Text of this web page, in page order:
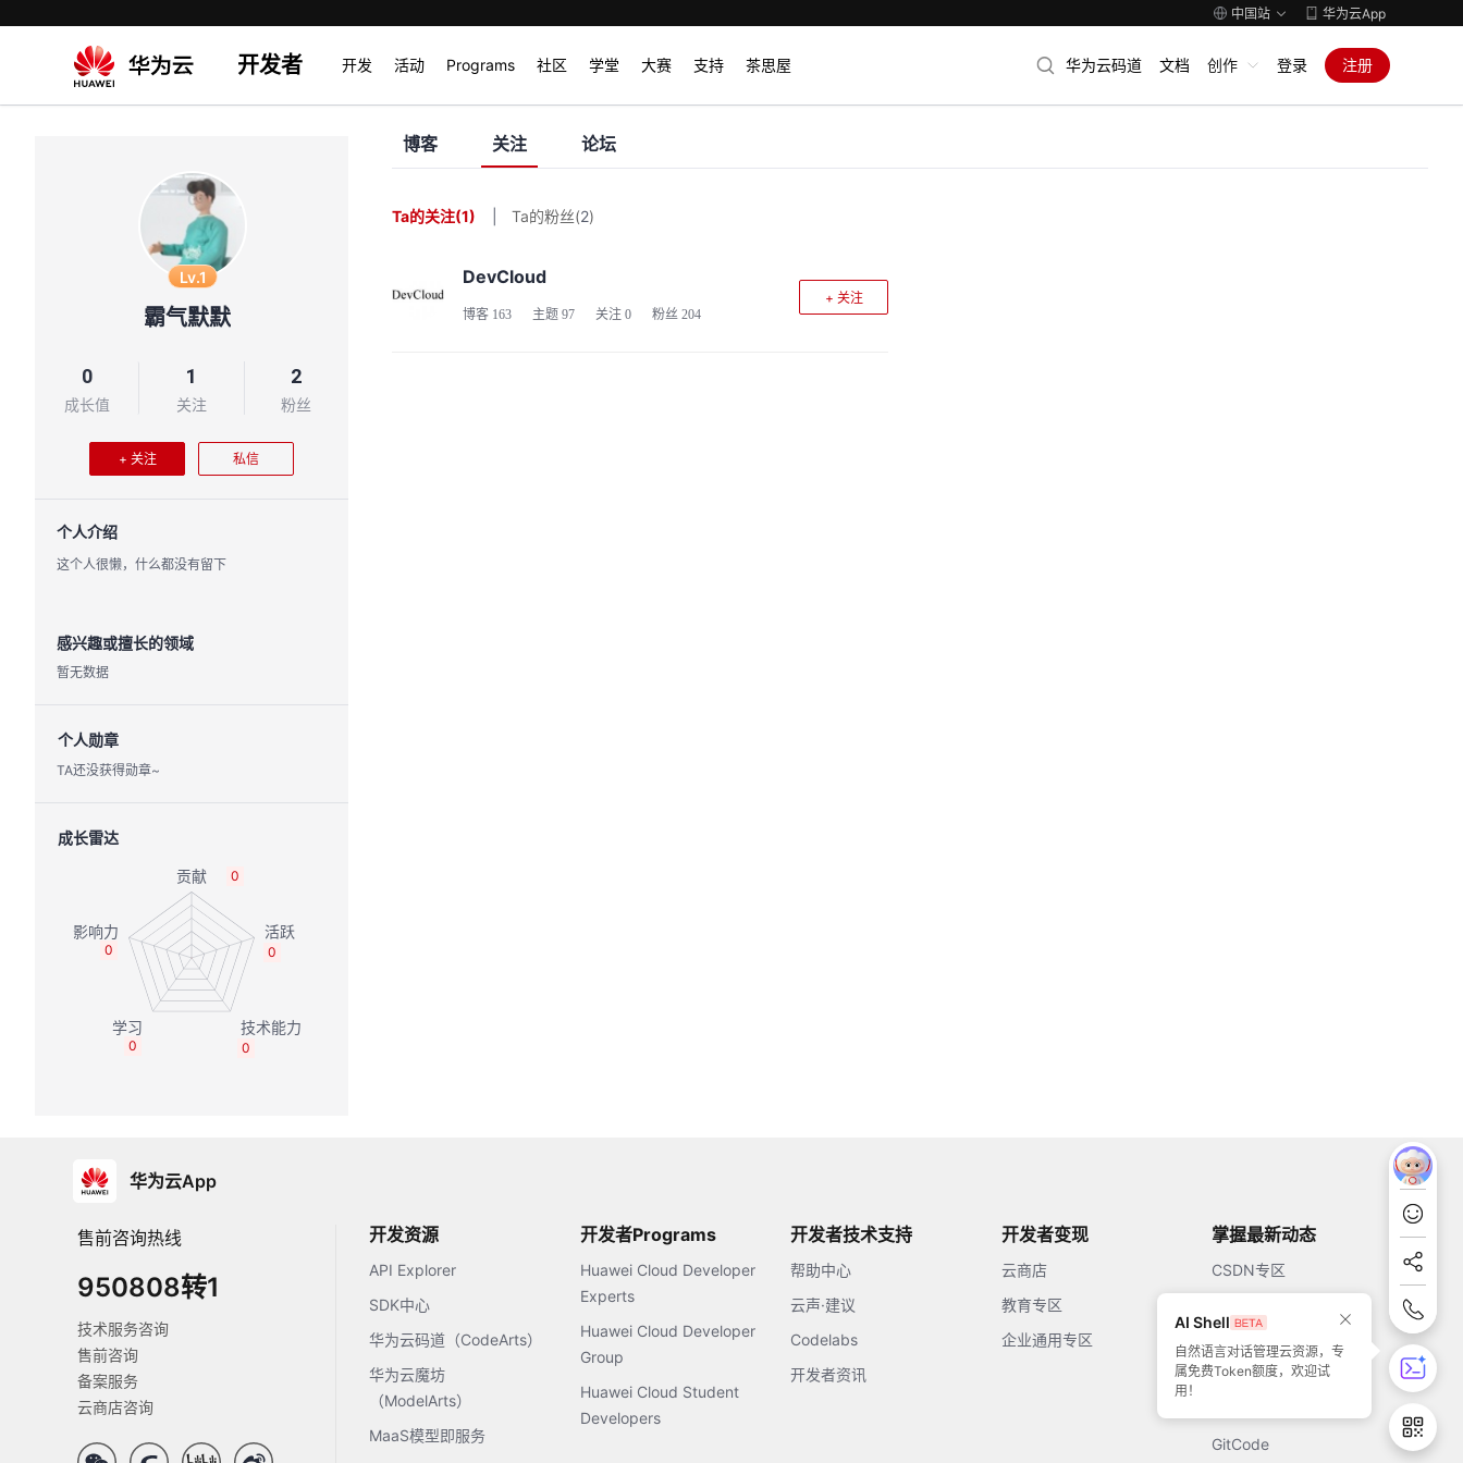
中国站 华为云App
开发者 开发 活动 Programs 社区 学堂 大赛 支持 茶思屋 华为云码道 文档 创作 登录 注册
Lv.1
霸气默默
0
成长值
1
关注
2
粉丝
+ 关注 私信
个人介绍
这个人很懒，什么都没有留下
感兴趣或擅长的领域
暂无数据
个人勋章
TA还没获得勋章~
成长雷达
0
0
0
0
0
博客 关注 论坛
Ta的关注(1) Ta的粉丝(2)
DevCloud
博客 163 主题 97 关注 0 粉丝 204
+ 关注
华为云App
售前咨询热线
950808转1
技术服务咨询
售前咨询
备案服务
云商店咨询
开发资源
API Explorer
SDK中心
华为云码道（CodeArts）
华为云魔坊
（ModelArts）
MaaS模型即服务
开发者Programs
Huawei Cloud Developer
Experts
Huawei Cloud Developer
Group
Huawei Cloud Student
Developers
开发者技术支持
帮助中心
云声·建议
Codelabs
开发者资讯
开发者变现
云商店
教育专区
企业通用专区
掌握最新动态
CSDN专区
51CTO
GitCode
AI Shell
自然语言对话管理云资源，专
属免费Token额度，欢迎试
用！